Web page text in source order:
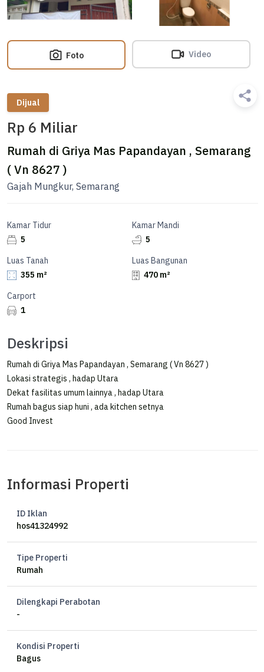
Foto Video
Dijual
Rp 6 Miliar
Rumah di Griya Mas Papandayan , Semarang
( Vn 8627 )
Gajah Mungkur, Semarang
Kamar Tidur
5
Kamar Mandi
5
Luas Tanah
355 m²
Luas Bangunan
470 m²
Carport
1
Deskripsi
Rumah di Griya Mas Papandayan , Semarang ( Vn 8627 )
Lokasi strategis , hadap Utara
Dekat fasilitas umum lainnya , hadap Utara
Rumah bagus siap huni , ada kitchen setnya
Good Invest
Informasi Properti
ID Iklan
hos41324992
Tipe Properti
Rumah
Dilengkapi Perabotan
-
Kondisi Properti
Bagus